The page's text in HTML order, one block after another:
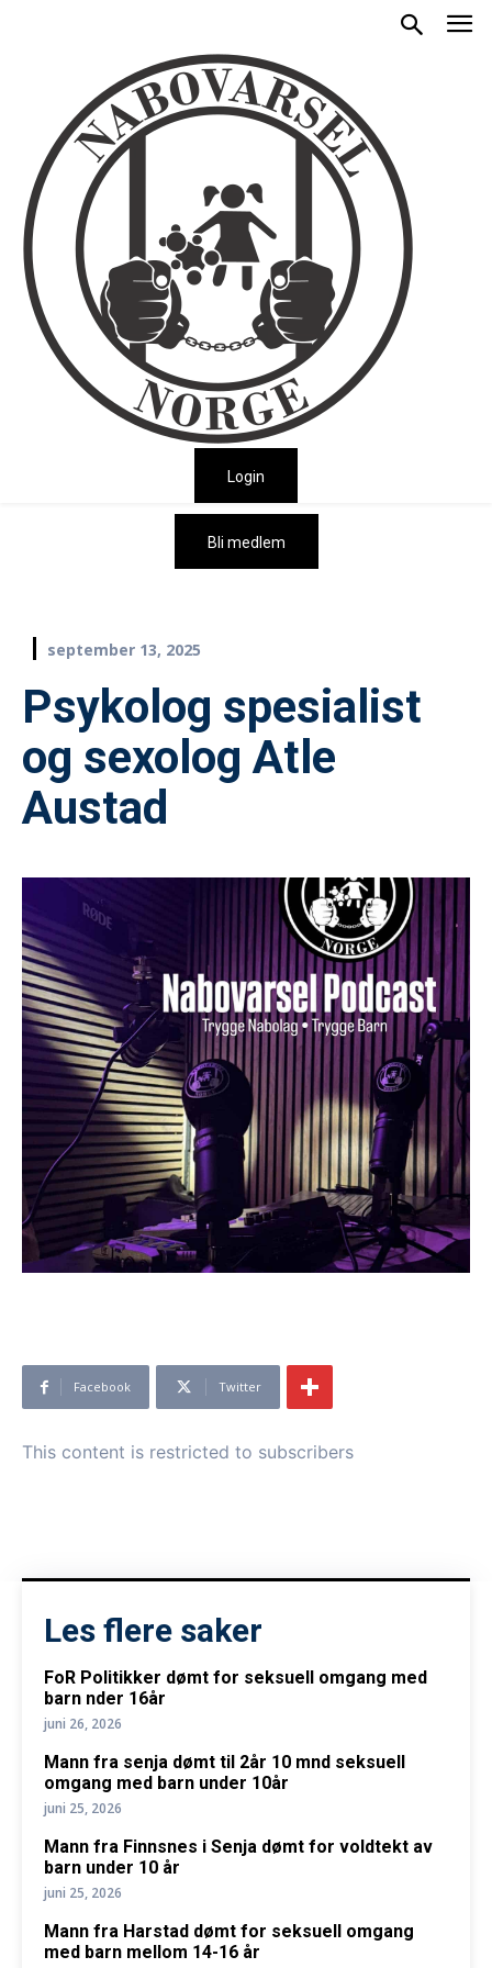
Login
Bli medlem
september 13, 2025
Psykolog spesialist
og sexolog Atle
Austad
Facebook Twitter
This content is restricted to subscribers
Les flere saker
FoR Politikker dømt for seksuell omgang med
barn nder 16år
juni 26, 2026
Mann fra senja dømt til 2år 10 mnd seksuell
omgang med barn under 10år
juni 25, 2026
Mann fra Finnsnes i Senja dømt for voldtekt av
barn under 10 år
juni 25, 2026
Mann fra Harstad dømt for seksuell omgang
med barn mellom 14-16 år